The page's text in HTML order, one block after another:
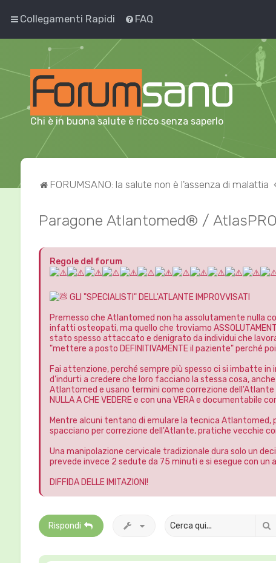
Collegamenti Rapidi FAQ
Chi è in buona salute è ricco senza saperlo
FORUMSANO: la salute non è l'assenza di malattia
Paragone Atlantomed® /
Regole del forum
GLI "SPECIALISTI" DELL'ATLANTE IMPROVVISATI
Premesso che Atlantomed non ha assolutamente nulla
infatti osteopati, ma quello che troviamo
stato spesso attaccato e denigrato da individui che
"mettere a posto DEFINITIVAMENTE il paziente" perché
Fai attenzione, perché sempre più spesso ci si imbatte
d’indurti a credere che loro facciano la stessa cosa,
Atlantomed e usano termini come correzione
NULLA A CHE VEDERE e con una VERA e documentabile
Mentre alcuni tentano di emulare la tecnica
spacciano per correzione dell'Atlante, pratiche vecchie
Una manipolazione cervicale tradizionale dura solo un
prevede invece 2 sedute da 75 minuti e si esegue con un
DIFFIDA DELLE IMITAZIONI!
Rispondi